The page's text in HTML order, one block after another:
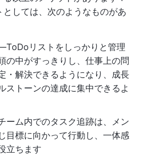
としては、次のようなものがあ
リストをしっかりと管理
の中がすっきりし、仕事上の問
・解決できるようになり、成長
ストーンの達成に集中できるよ
ーム内でのタスク追跡は、メン
目標に向かって行動し、一体感
立ちます